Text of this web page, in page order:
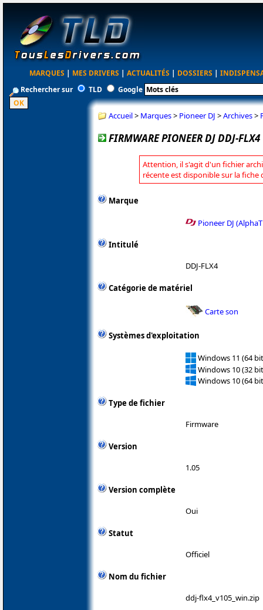
MARQUES | MES DRIVERS | ACTUALITÉS | DOSSIERS |
Rechercher sur
TLD Google
Accueil> Marques> Pioneer DJ >Archives>
FIRMWARE PIONEER DJ DDJ-
Attention, il s'agit d'un fichier
récente est disponible sur la fiche
Marque
Pioneer DJ
Intitulé
DDJ-FLX4
Catégorie de matériel
Carte son
Systèmes d'exploitation
Windows 11 (64
Windows 10 (32
Windows 10 (64
Type de fichier
Firmware
Version
1.05
Version complète
Oui
Statut
Officiel
Nom du fichier
ddj-flx4_v105_win.zip